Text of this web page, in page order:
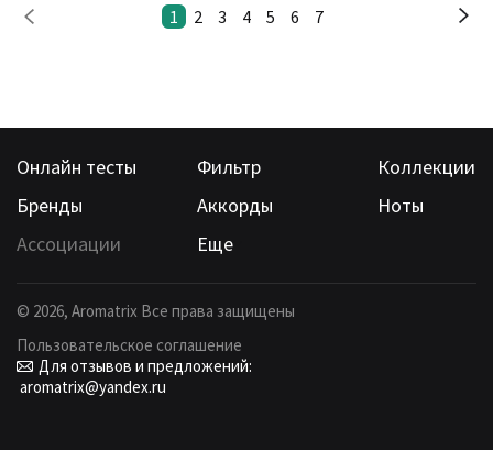
1 2 3 4 5 6 7
Онлайн тесты Фильтр
Коллекции
Бренды
Аккорды
Ноты
Ассоциации
Еще
© 2026, Aromatrix Все права защищены
Пользовательское соглашение
Для отзывов и предложений:
aromatrix@yandex.ru